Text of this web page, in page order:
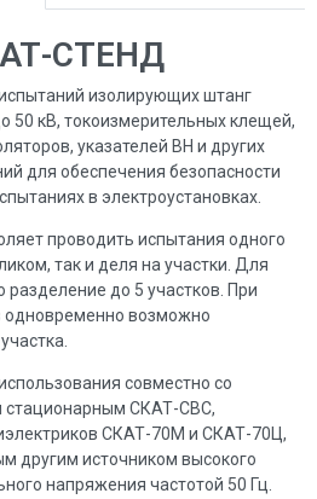
СТЕНД
изолирующих штанг
50 кВ, токоизмерительных клещей,
указателей ВН и других
для обеспечения безопасности
в электроустановках.
проводить испытания одного
так и деля на участки. Для
до 5 участков. При
одновременно возможно
совместно со
стационарным СКАТ-СВС,
СКАТ-70М и СКАТ-70Ц,
другим источником высокого
напряжения частотой 50 Гц.